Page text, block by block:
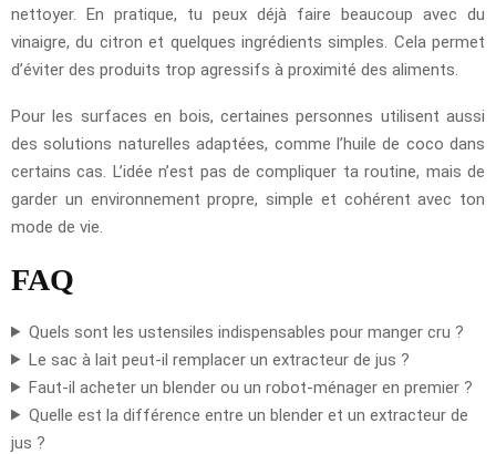
nettoyer. En pratique, tu peux déjà faire beaucoup avec du
vinaigre, du citron et quelques ingrédients simples. Cela permet
d’éviter des produits trop agressifs à proximité des aliments.
Pour les surfaces en bois, certaines personnes utilisent aussi
des solutions naturelles adaptées, comme l’huile de coco dans
certains cas. L’idée n’est pas de compliquer ta routine, mais de
garder un environnement propre, simple et cohérent avec ton
mode de vie.
FAQ
Quels sont les ustensiles indispensables pour manger cru ?
Le sac à lait peut-il remplacer un extracteur de jus ?
Faut-il acheter un blender ou un robot-ménager en premier ?
Quelle est la différence entre un blender et un extracteur de
jus ?